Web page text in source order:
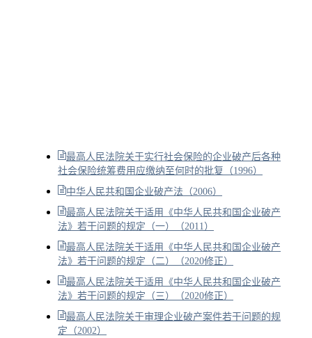
最高人民法院关于实行社会保险的企业破产后各种
社会保险统筹费用应缴纳至何时的批复（1996）
中华人民共和国企业破产法（2006）
最高人民法院关于适用《中华人民共和国企业破产
法》若干问题的规定（一）（2011）
最高人民法院关于适用《中华人民共和国企业破产
法》若干问题的规定（二）（2020修正）
最高人民法院关于适用《中华人民共和国企业破产
法》若干问题的规定（三）（2020修正）
最高人民法院关于审理企业破产案件若干问题的规
定（2002）